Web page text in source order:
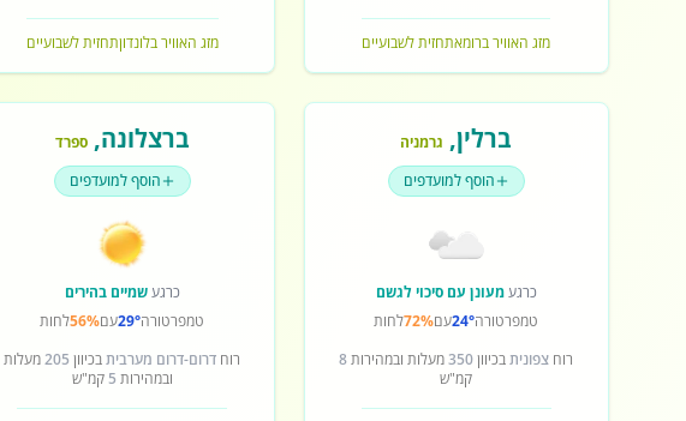
מזג האוויר ברומאתחזית לשבועיים מזג האוויר בלונדוןתחזית לשבועיים
ברלין, גרמניה
הוסף למועדפים
כרגעמעונן עם סיכוי לגשם
טמפרטורה24°עם72%לחות
רוח צפוניתבכיוון350מעלות ובמהירות8
קמ"ש
ברצלונה,ספרד
הוסף למועדפים
כרגעשמיים בהירים
טמפרטורה29°עם56%לחות
רוח דרום-דרום מערביתבכיוון 205מעלות
ובמהירות 5 קמ"ש